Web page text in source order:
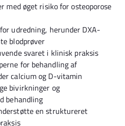
med øget risiko for osteoporose
udredning, herunder DXA-
blodprøver
svaret i klinisk praksis
for behandling af
calcium og D-vitamin
bivirkninger og
behandling
en struktureret